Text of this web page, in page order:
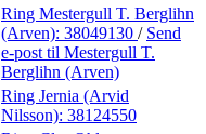
Ring Mestergull T. Berglihn
(Arven): 38049130 / Send
e-post til Mestergull T.
Berglihn (Arven)
Ring Jernia (Arvid
Nilsson): 38124550